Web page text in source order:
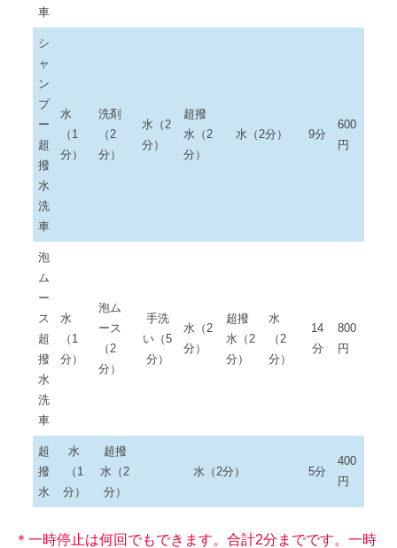
車
シ
ャ
ン
プ
ー
超
撥
水
洗
車
水
（1
分）
洗剤
（2
分）
水（2
分）
超撥
水（2
分）
水（2分） 9分
600
円
泡
ム
ー
ス
超
撥
水
洗
車
水
（1
分）
泡ム
ース
（2
分）
手洗
い（5
分）
水（2
分）
超撥
水（2
分）
水
（2
分）
14
分
800
円
超
撥
水
水
（1
分）
超撥
水（2
分）
水（2分） 5分
400
円
＊一時停止は何回でもできます。合計2分までです。一時